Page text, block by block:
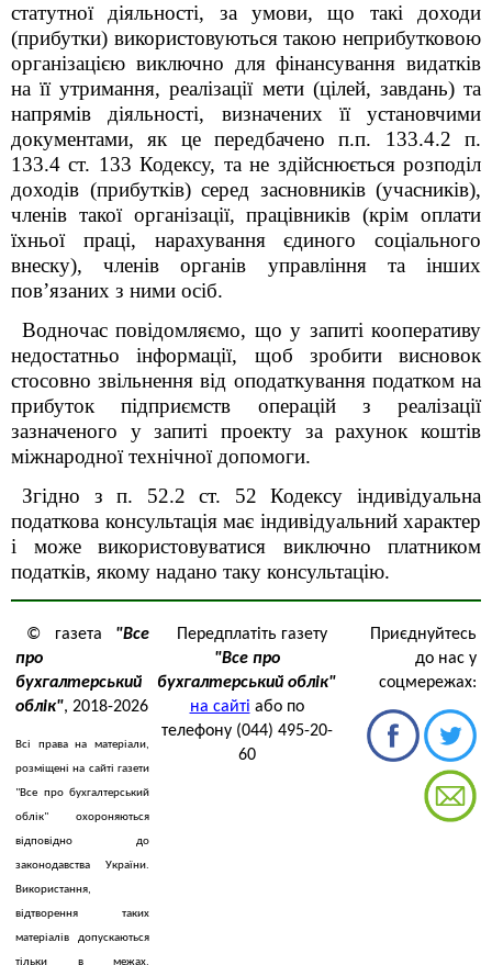
статутної діяльності, за умови, що такі доходи
(прибутки) використовуються такою неприбутковою
організацією виключно для фінансування видатків
на її утримання, реалізації мети (цілей, завдань) та
напрямів діяльності, визначених її установчими
документами, як це передбачено п.п. 133.4.2 п.
133.4 ст. 133 Кодексу, та не здійснюється розподіл
доходів (прибутків) серед засновників (учасників),
членів такої організації, працівників (крім оплати
їхньої праці, нарахування єдиного соціального
внеску), членів органів управління та інших
пов’язаних з ними осіб.
Водночас повідомляємо, що у запиті кооперативу
недостатньо інформації, щоб зробити висновок
стосовно звільнення від оподаткування податком на
прибуток підприємств операцій з реалізації
зазначеного у запиті проекту за рахунок коштів
міжнародної технічної допомоги.
Згідно з п. 52.2 ст. 52 Кодексу індивідуальна
податкова консультація має індивідуальний характер
і може використовуватися виключно платником
податків, якому надано таку консультацію.
© газета "Все
про
бухгалтерський
облік", 2018-2026
Всі права на матеріали,
розміщені на сайті газети
"Все про бухгалтерський
облік" охороняються
відповідно до
законодавства України.
Використання,
відтворення таких
матеріалів допускаються
тільки в межах,
Передплатіть газету
"Все про
бухгалтерський облік"
на сайті або по
телефону (044) 495-20-
60
Приєднуйтесь
до нас у
соцмережах: